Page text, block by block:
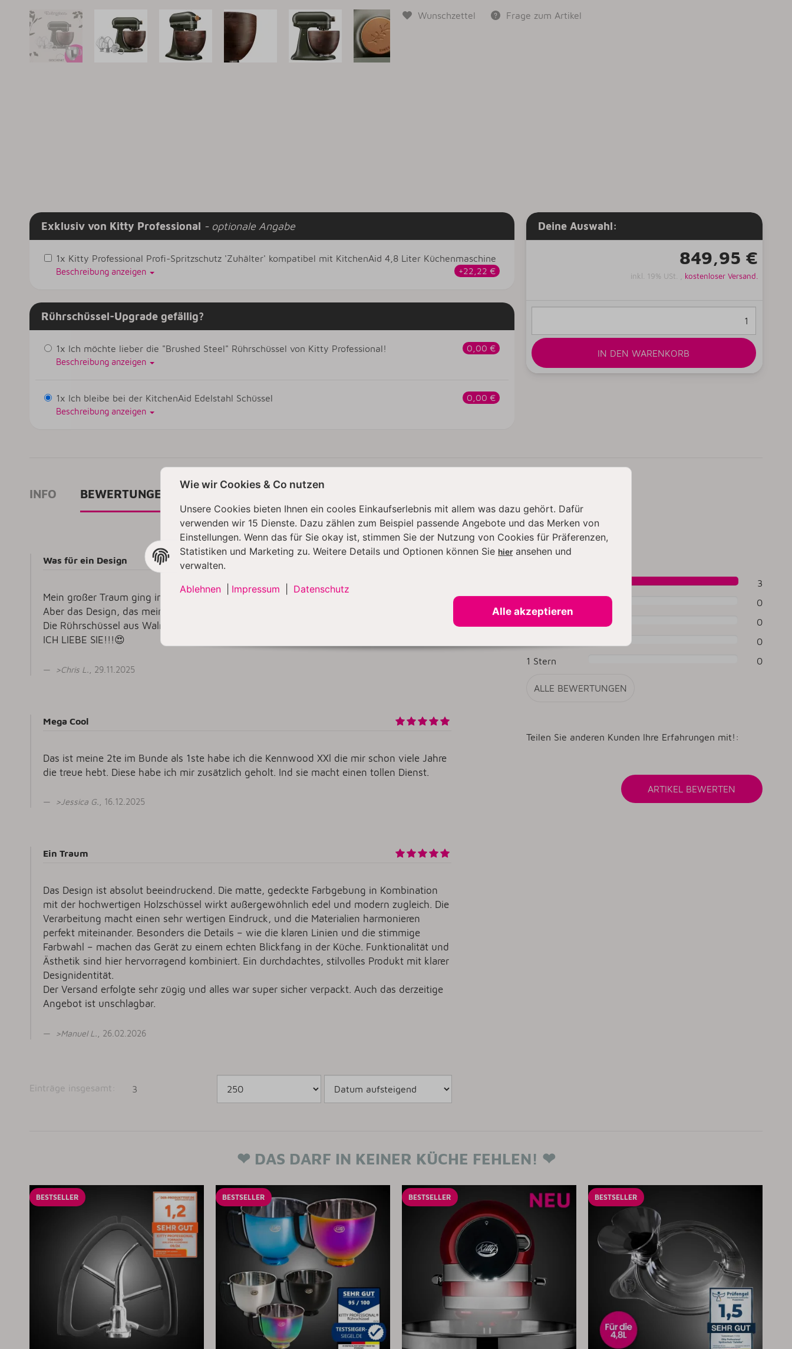
Wunschzettel Frage zum Artikel
Exklusiv von Kitty Professional - optionale Angabe
1x Kitty Professional Profi-Spritzschutz 'Zuhälter' kompatibel mit KitchenAid 4,8 Liter Küchenmaschine
+22,22 €
Beschreibung anzeigen
Rührschüssel-Upgrade gefällig?
1x Ich möchte lieber die "Brushed Steel" Rührschüssel von Kitty Professional!
0,00 €
Beschreibung anzeigen
1x Ich bleibe bei der KitchenAid Edelstahl Schüssel
0,00 €
Beschreibung anzeigen
Deine Auswahl:
849,95 €
inkl. 19% USt. , kostenloser Versand.
IN DEN WARENKORB
INFO BEWERTUNGEN
3
0
0
0
1 Stern
0
ALLE BEWERTUNGEN
Teilen Sie anderen Kunden Ihre Erfahrungen mit!:
Was für ein Design
Mein großer Traum ging in Erfüllung! Meine eigene KitchenAid!😍
Aber das Design, das mein Mann gewählt hat, hat alles getopt!
Die Rührschüssel aus Walnussholz ist sooo wunderschön, aber gleichzeitig funktional!
ICH LIEBE SIE!!!😍
>Chris L . , 29.11.2025
Mega Cool
Das ist meine 2te im Bunde als 1ste habe ich die Kennwood XXl die mir schon viele Jahre
die treue hebt. Diese habe ich mir zusätzlich geholt. Ind sie macht einen tollen Dienst.
>Jessica G., 16.12.2025
Ein Traum
Das Design ist absolut beeindruckend. Die matte, gedeckte Farbgebung in Kombination
mit der hochwertigen Holzschüssel wirkt außergewöhnlich edel und modern zugleich. Die
Verarbeitung macht einen sehr wertigen Eindruck, und die Materialien harmonieren
perfekt miteinander. Besonders die Details – wie die klaren Linien und die stimmige
Farbwahl – machen das Gerät zu einem echten Blickfang in der Küche. Funktionalität und
Ästhetik sind hier hervorragend kombiniert. Ein durchdachtes, stilvolles Produkt mit klarer
Designidentität.
Der Versand erfolgte sehr zügig und alles war super sicher verpackt. Auch das derzeitige
Angebot ist unschlagbar.
>Manuel L . , 26.02.2026
Einträge insgesamt: 3
❤ DAS DARF IN KEINER KÜCHE FEHLEN! ❤
BESTSELLER BESTSELLER BESTSELLER BESTSELLER
Wie wir Cookies & Co nutzen
Unsere Cookies bieten Ihnen ein cooles Einkaufserlebnis mit allem was dazu gehört. Dafür
verwenden wir 15 Dienste. Dazu zählen zum Beispiel passende Angebote und das Merken von
Einstellungen. Wenn das für Sie okay ist, stimmen Sie der Nutzung von Cookies für Präferenzen,
Statistiken und Marketing zu. Weitere Details und Optionen können Sie hier ansehen und
verwalten.
Ablehnen
Impressum
Datenschutz
Alle akzeptieren